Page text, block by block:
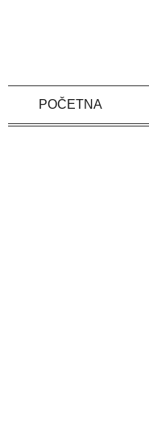
POČETNA